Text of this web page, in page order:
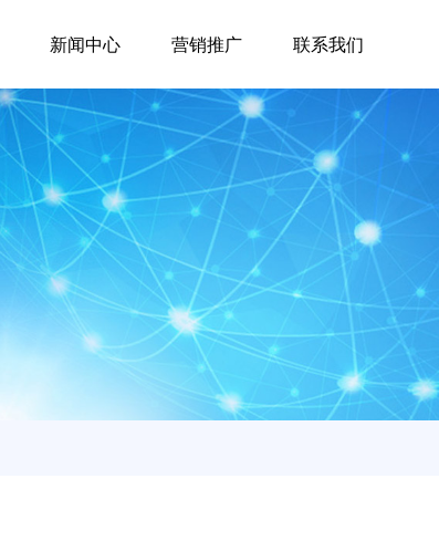
新闻中心 营销推广 联系我们